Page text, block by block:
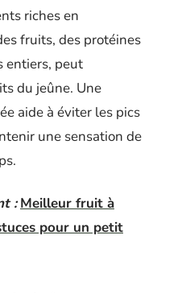
riches en
fruits, des protéines
entiers, peut
du jeûne. Une
aide à éviter les pics
une sensation de
: Meilleur fruit à
pour un petit